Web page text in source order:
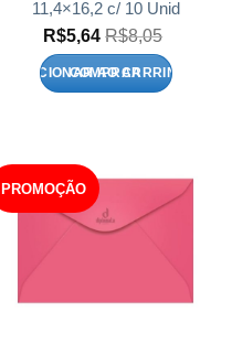
11,4×16,2 c/ 10 Unid
R$5,64 R$8,05
ADICIONAR AO CARRINHO
PROMOÇÃO